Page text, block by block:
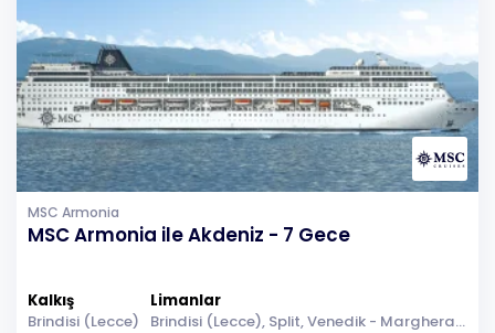
MSC Armonia
MSC Armonia ile Akdeniz - 7 Gece
Kalkış
Brindisi (Lecce)
Limanlar
Brindisi (Lecce), Split, Venedik - Marghera, Denizde Seyir, Dubrovnik, Korfu, Kotor, Brindisi (Lecce)